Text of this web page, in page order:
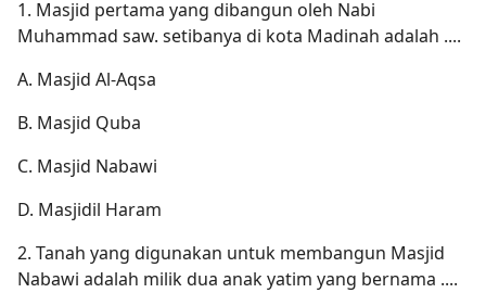
1. Masjid pertama yang dibangun oleh Nabi
Muhammad saw. setibanya di kota Madinah adalah ....
A. Masjid Al-Aqsa
B. Masjid Quba
C. Masjid Nabawi
D. Masjidil Haram
2. Tanah yang digunakan untuk membangun Masjid
Nabawi adalah milik dua anak yatim yang bernama ....